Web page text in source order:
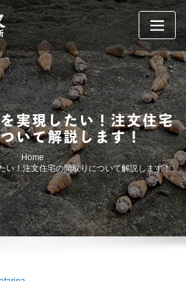
実現したい！注文住宅
いて解説します！
Home
い！注文住宅の間取りについて解説します！